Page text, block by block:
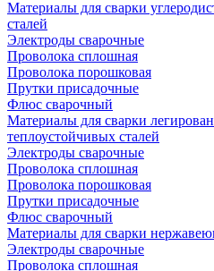
Материалы для сварки
сталей
Электроды сварочные
Проволока сплошная
Проволока порошковая
Прутки присадочные
Флюс сварочный
Материалы для сварки
теплоустойчивых сталей
Электроды сварочные
Проволока сплошная
Проволока порошковая
Прутки присадочные
Флюс сварочный
Материалы для сварки
Электроды сварочные
Проволока сплошная